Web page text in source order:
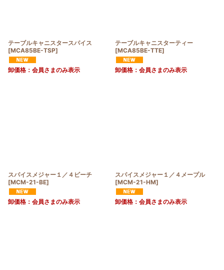
テーブルキャニスタースパイス
[MCA85BE-TSP]
卸価格：会員さまのみ表示
テーブルキャニスターティー
[MCA85BE-TTE]
卸価格：会員さまのみ表示
スパイスメジャー１／４ビーチ
[MCM-21-BE]
卸価格：会員さまのみ表示
スパイスメジャー１／４メープル
[MCM-21-HM]
卸価格：会員さまのみ表示